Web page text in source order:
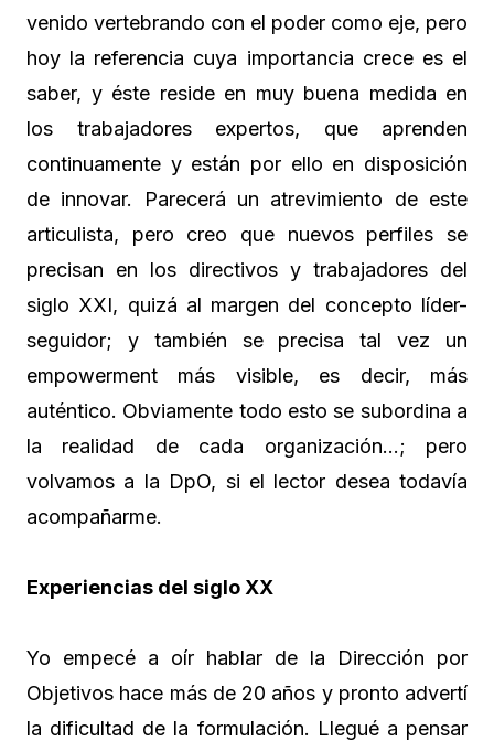
venido vertebrando con el poder como eje, pero
hoy la referencia cuya importancia crece es el
saber, y éste reside en muy buena medida en
los trabajadores expertos, que aprenden
continuamente y están por ello en disposición
de innovar. Parecerá un atrevimiento de este
articulista, pero creo que nuevos perfiles se
precisan en los directivos y trabajadores del
siglo XXI, quizá al margen del concepto líder-
seguidor; y también se precisa tal vez un
empowerment más visible, es decir, más
auténtico. Obviamente todo esto se subordina a
la realidad de cada organización…; pero
volvamos a la DpO, si el lector desea todavía
acompañarme.
Experiencias del siglo XX
Yo empecé a oír hablar de la Dirección por
Objetivos hace más de 20 años y pronto advertí
la dificultad de la formulación. Llegué a pensar